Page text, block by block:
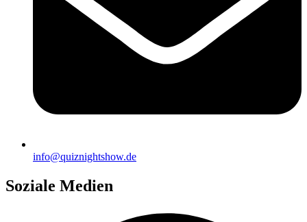
info@quiznightshow.de
Soziale Medien